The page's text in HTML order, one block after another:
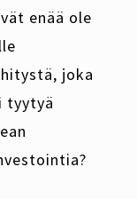
enää ole
joka
tyytyä